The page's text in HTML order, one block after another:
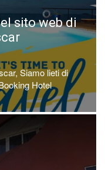
sito web di
Siamo lieti di
Hotel